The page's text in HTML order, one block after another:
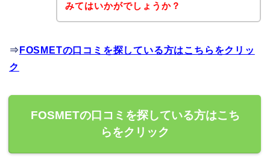
みてはいかがでしょうか？
⇒ FOSMETの口コミを探している方はこちらをクリッ
ク
FOSMETの口コミを探している方はこち
らをクリック